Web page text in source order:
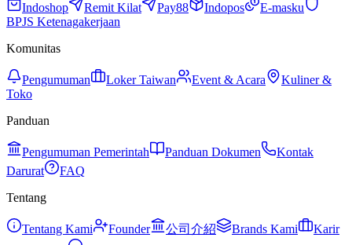
Indoshop Remit Kilat Pay88 Indopos
E-masku
BPJS Ketenagakerjaan
Komunitas
Pengumuman Loker Taiwan Event & Acara
Kuliner &
Toko
Panduan
Pengumuman Pemerintah Panduan Dokumen
Kontak
Darurat
FAQ
Tentang
Tentang Kami Founder 公司介紹 Brands Kami
Karir